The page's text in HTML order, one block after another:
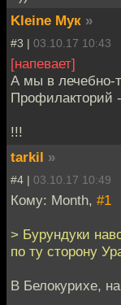
Kleine Мук »
#3 | 03.10.17 10:43
[напевает]
А мы в лечебно-
Профилакторий
!!!
tarkil »
#4 | 03.10.17 10:49
Кому: Month, #1
> Бурундуки
по ту сторону
В Белокурихе,